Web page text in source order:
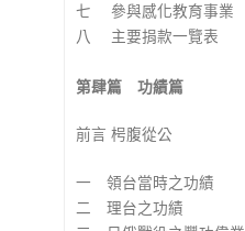
七 參與感化教育事業
八 主要捐款一覽表
第肆篇 功績篇
前言 枵腹從公
一 領台當時之功績
二 理台之功績